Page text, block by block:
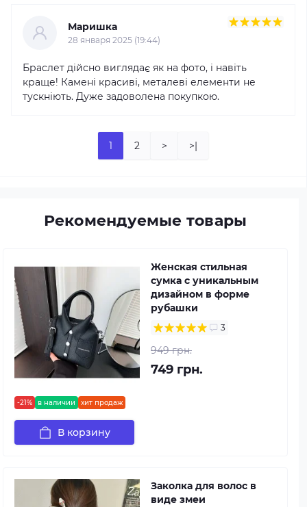
Маришка
28 января 2025 (19:44)
Браслет дійсно виглядає як на фото, і навіть
краще! Камені красиві, металеві елементи не
тускніють. Дуже задоволена покупкою.
1 2 > >|
Рекомендуемые товары
-21% в наличии хит продаж
Женская стильная
сумка с уникальным
дизайном в форме
рубашки
3
949 грн.
749 грн.
В корзину
Заколка для волос в
виде змеи